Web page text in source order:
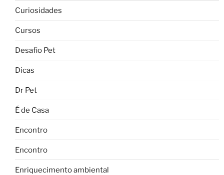
Curiosidades
Cursos
Desafio Pet
Dicas
Dr Pet
É de Casa
Encontro
Encontro
Enriquecimento ambiental